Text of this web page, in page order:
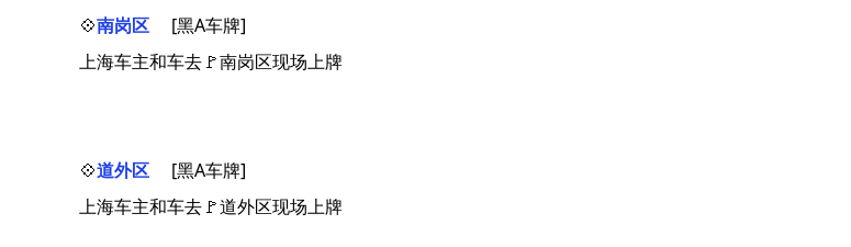
💠南岗区
[黑A车牌]
上海车主和车去🚩南岗区现场上牌
💠道外区
[黑A车牌]
上海车主和车去🚩道外区现场上牌